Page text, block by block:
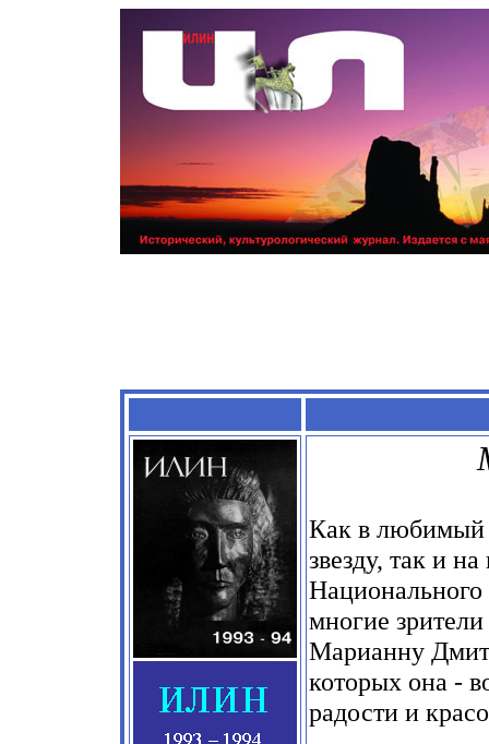
Как в любимый
звезду, так и
Национального
многие
Марианну
которых она -
радости и